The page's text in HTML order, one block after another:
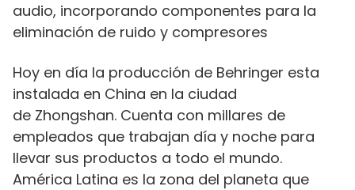
audio, incorporando componentes para la
eliminación de ruido y compresores
Hoy en día la producción de Behringer esta
instalada en China en la ciudad
de Zhongshan. Cuenta con millares de
empleados que trabajan día y noche para
llevar sus productos a todo el mundo.
América Latina es la zona del planeta que